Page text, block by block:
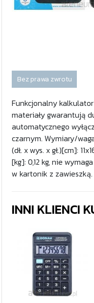
Bez prawa zwrotu
Funkcjonalny
materiały gwarantują
automatycznego
czarnym. Wymiary/
(dł. x wys. x gł.)[cm]:
[kg]: 0,12 kg, nie
w kartonik z zawieszką.
INNI KLIENCI